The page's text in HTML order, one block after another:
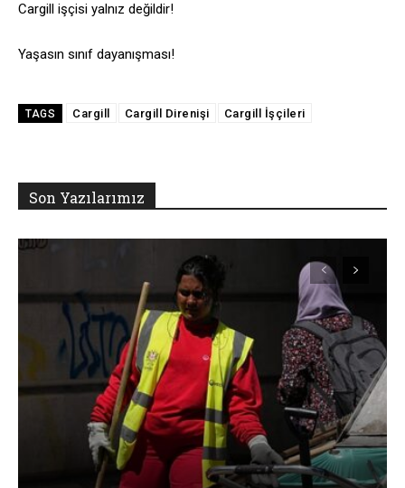
Cargill işçisi yalnız değildir!
Yaşasın sınıf dayanışması!
TAGS Cargill Cargill Direnişi Cargill İşçileri
Son Yazılarımız